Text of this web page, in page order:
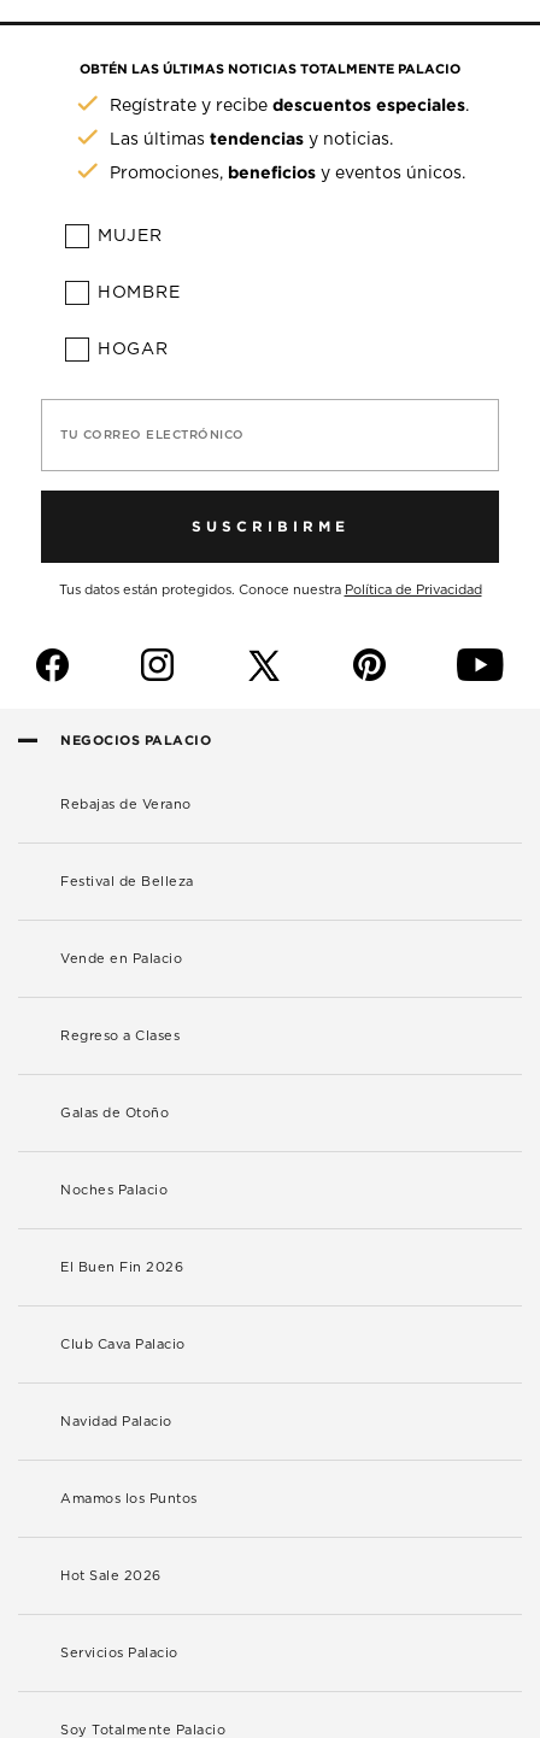
OBTÉN LAS ÚLTIMAS NOTICIAS TOTALMENTE PALACIO
Regístrate y recibedescuentos especiales.
Las últimastendencias y noticias.
Promociones, beneficios y eventos únicos.
MUJER
HOMBRE
HOGAR
TU CORREO ELECTRÓNICO
SUSCRIBIRME
Tus datos están protegidos. Conoce nuestra Política de Privacidad
f i p y
NEGOCIOS PALACIO
Rebajas de Verano
Festival de Belleza
Vende en Palacio
Regreso a Clases
Galas de Otoño
Noches Palacio
El Buen Fin 2026
Club Cava Palacio
Navidad Palacio
Amamos los Puntos
Hot Sale 2026
Servicios Palacio
Soy Totalmente Palacio